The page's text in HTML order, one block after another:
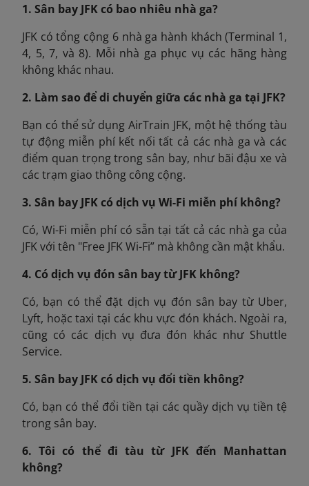
1. Sân bay JFK có bao nhiêu nhà ga?
JFK có tổng cộng 6 nhà ga hành khách (Terminal 1,
4, 5, 7, và 8). Mỗi nhà ga phục vụ các hãng hàng
không khác nhau.
2. Làm sao để di chuyển giữa các nhà ga tại JFK?
Bạn có thể sử dụng AirTrain JFK, một hệ thống tàu
tự động miễn phí kết nối tất cả các nhà ga và các
điểm quan trọng trong sân bay, như bãi đậu xe và
các trạm giao thông công cộng.
3. Sân bay JFK có dịch vụ Wi-Fi miễn phí không?
Có, Wi-Fi miễn phí có sẵn tại tất cả các nhà ga của
JFK với tên "Free JFK Wi-Fi” mà không cần mật khẩu.
4. Có dịch vụ đón sân bay từ JFK không?
Có, bạn có thể đặt dịch vụ đón sân bay từ Uber,
Lyft, hoặc taxi tại các khu vực đón khách. Ngoài ra,
cũng có các dịch vụ đưa đón khác như Shuttle
Service.
5. Sân bay JFK có dịch vụ đổi tiền không?
Có, bạn có thể đổi tiền tại các quầy dịch vụ tiền tệ
trong sân bay.
6. Tôi có thể đi tàu từ JFK đến Manhattan
không?